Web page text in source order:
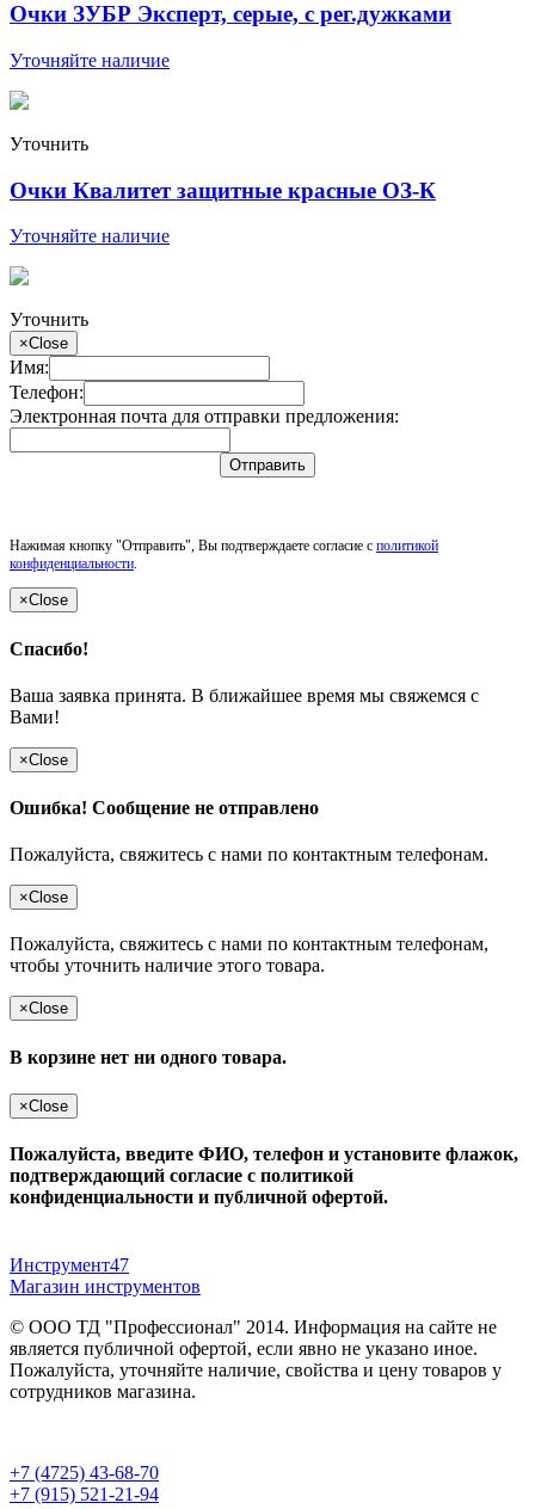
Очки ЗУБР Эксперт, серые, с рег.дужками
Уточняйте наличие
Уточнить
Очки Квалитет защитные красные ОЗ-К
Уточняйте наличие
Уточнить
×Close
Имя:
Телефон:
Электронная почта для отправки предложения:
Отправить
Нажимая кнопку "Отправить", Вы подтверждаете согласие с политикой
конфиденциальности.
×Close
Спасибо!
Ваша заявка принята. В ближайшее время мы свяжемся с
Вами!
×Close
Ошибка! Сообщение не отправлено
Пожалуйста, свяжитесь с нами по контактным телефонам.
×Close
Пожалуйста, свяжитесь с нами по контактным телефонам,
чтобы уточнить наличие этого товара.
×Close
В корзине нет ни одного товара.
×Close
Пожалуйста, введите ФИО, телефон и установите флажок,
подтверждающий согласие с политикой
конфиденциальности и публичной офертой.
Инструмент47
Магазин инструментов
© ООО ТД "Профессионал" 2014. Информация на сайте не
является публичной офертой, если явно не указано иное.
Пожалуйста, уточняйте наличие, свойства и цену товаров у
сотрудников магазина.
+7 (4725) 43-68-70
+7 (915) 521-21-94